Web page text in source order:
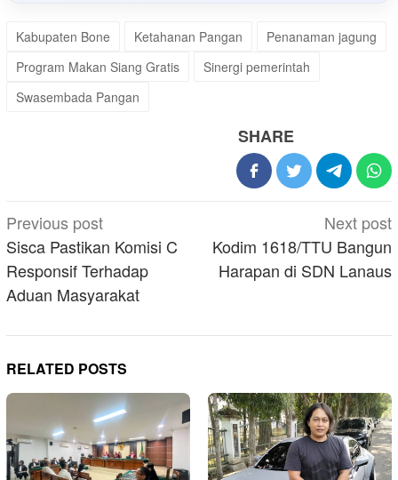
Kabupaten Bone Ketahanan Pangan
Penanaman jagung
Program Makan Siang Gratis
Sinergi pemerintah
Swasembada Pangan
SHARE
Post
navigation
Previous post
Sisca Pastikan Komisi C
Responsif Terhadap
Aduan Masyarakat
Next post
Kodim 1618/TTU Bangun
Harapan di SDN Lanaus
RELATED POSTS